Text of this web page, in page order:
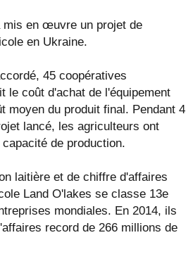
mis en œuvre un projet de
en Ukraine.
45 coopératives
le coût d'achat de l'équipement
moyen du produit final. Pendant 4
lancé, les agriculteurs ont
de production.
laitière et de chiffre d'affaires
Land O'lakes se classe 13e
mondiales. En 2014, ils
record de 266 millions de